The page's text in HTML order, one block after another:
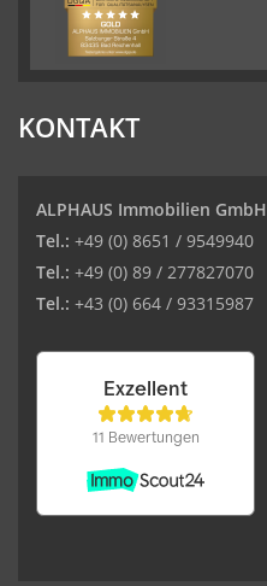
KONTAKT
ALPHAUS Immobilien GmbH
Tel.: +49 (0) 8651 / 9549940
Tel.: +49 (0) 89 / 277827070
Tel.: +43 (0) 664 / 93315987